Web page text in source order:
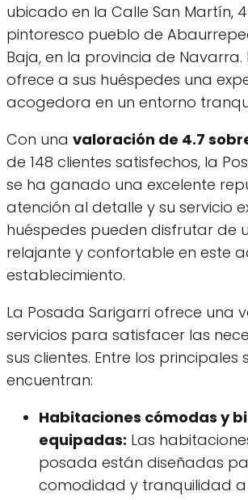
ubicado en la Calle San Martín,
pintoresco pueblo de
Baja, en la provincia de
ofrece a sus huéspedes una
acogedora en un entorno
Con una valoración de 4.7
de 148 clientes satisfechos, la
se ha ganado una excelente
atención al detalle y su servicio
huéspedes pueden disfrutar de
relajante y confortable en este
establecimiento.
La Posada Sarigarri ofrece una
servicios para satisfacer las
sus clientes. Entre los principales
encuentran:
Habitaciones cómodas y
equipadas: Las
posada están diseñadas
comodidad y tranquilidad a